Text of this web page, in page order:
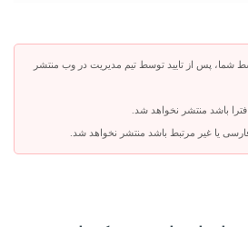
شما، پس از تایید توسط تیم مدیریت در وب منتشر
باشد منتشر نخواهد شد.
فارسی یا غیر مرتبط باشد منتشر نخواهد شد.